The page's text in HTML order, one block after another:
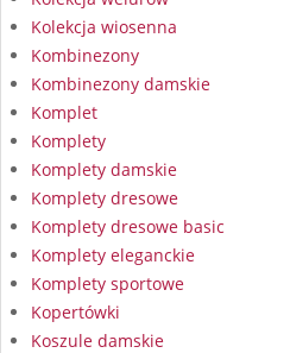
Kolekcja wiosenna
Kombinezony
Kombinezony damskie
Komplet
Komplety
Komplety damskie
Komplety dresowe
Komplety dresowe basic
Komplety eleganckie
Komplety sportowe
Kopertówki
Koszule damskie